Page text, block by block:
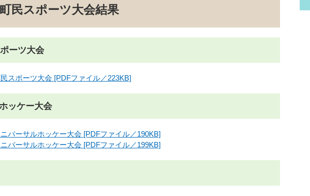
民スポーツ大会結果
ーツ大会
スポーツ大会 [PDFファイル／223KB]
ッケー大会
バーサルホッケー大会 [PDFファイル／190KB]
バーサルホッケー大会 [PDFファイル／199KB]